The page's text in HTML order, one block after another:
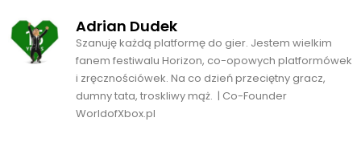
Adrian Dudek
Szanuję każdą platformę do gier. Jestem wielkim
fanem festiwalu Horizon, co-opowych platformówek
i zręcznościówek. Na co dzień przeciętny gracz,
dumny tata, troskliwy mąż. | Co-Founder
WorldofXbox.pl